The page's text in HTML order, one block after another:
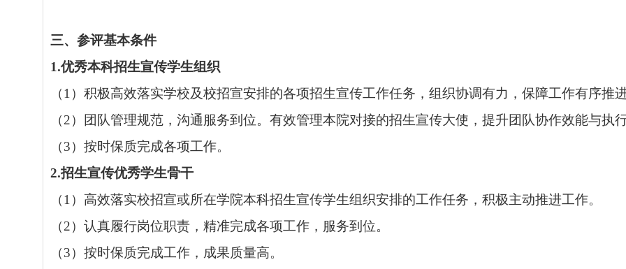
三、参评基本条件
1.优秀本科招生宣传学生组织
（1 ）积极高效落实学校及校招宣安排的各项招生宣传工作任务，组织协调有力，保障工作有序推进
（2）
团队管理规范，沟通服务到位。有效管理本院对接的招生宣传大使，提升团队协作效能与执行
（3） 按时保质完成各项工作。
2.招生宣传优秀学生骨干
（1 ）高效落实校招宣或所在学院本科招生宣传学生组织安排的工作任务，积极主动推进工作。
（2）认真履行岗位职责，精准完成各项工作 ， 服务到位。
（3）按时保质完成工作，成果质量高。